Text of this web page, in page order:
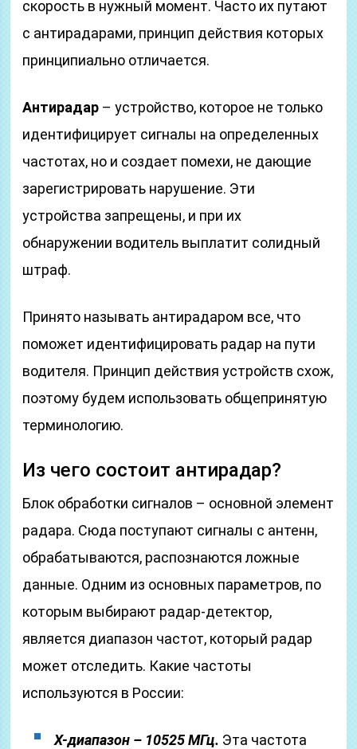
скорость в нужный момент. Часто их путают
с антирадарами, принцип действия которых
принципиально отличается.
Антирадар – устройство, которое не только
идентифицирует сигналы на определенных
частотах, но и создает помехи, не дающие
зарегистрировать нарушение. Эти
устройства запрещены, и при их
обнаружении водитель выплатит солидный
штраф.
Принято называть антирадаром все, что
поможет идентифицировать радар на пути
водителя. Принцип действия устройств схож,
поэтому будем использовать общепринятую
терминологию.
Из чего состоит антирадар?
Блок обработки сигналов – основной элемент
радара. Сюда поступают сигналы с антенн,
обрабатываются, распознаются ложные
данные. Одним из основных параметров, по
которым выбирают радар-детектор,
является диапазон частот, который радар
может отследить. Какие частоты
используются в России:
X-диапазон – 10525 МГц. Эта частота